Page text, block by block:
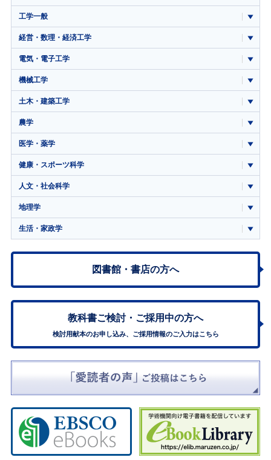
工学一般
経営・数理・経済工学
電気・電子工学
機械工学
土木・建築工学
農学
医学・薬学
健康・スポーツ科学
人文・社会科学
地理学
生活・家政学
図書館・書店の方へ
教科書ご検討・ ご採用中の方へ
検討用献本のお申し込み、ご採用情報のご入力はこちら